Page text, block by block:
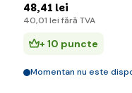
48,41 lei
40,01 lei fără TVA
+ 10 puncte
Momentan nu este